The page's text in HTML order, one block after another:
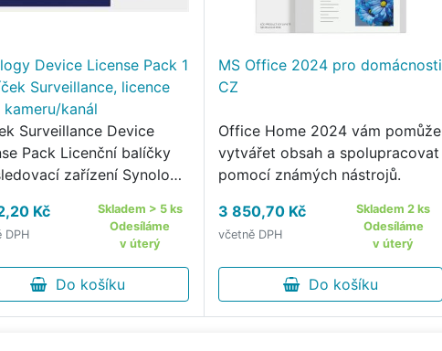
Device License Pack 1
Surveillance, licence
kameru/kanál
Surveillance Device
Pack Licenční balíčky
zařízení Synology
I/O modulů, řadičů
a transakčních zařízení
Kč
DPH
Skladem > 5 ks
Odesíláme
v úterý
Do košíku
MS Office 2024 pro domácnosti
CZ
Office Home 2024 vám pomůže
vytvářet obsah a spolupracovat
pomocí známých nástrojů.
3 850,70 Kč
včetně DPH
Skladem 2 ks
Odesíláme
v úterý
Do košíku